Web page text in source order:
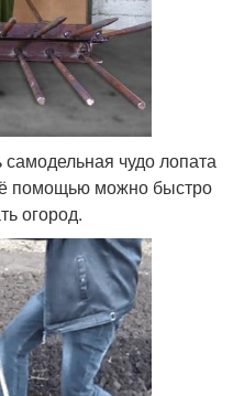
самодельная чудо лопата
помощью можно быстро
огород.